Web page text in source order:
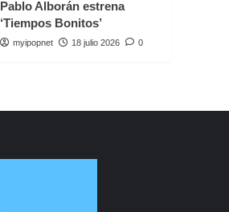
Pablo Alborán estrena
‘Tiempos Bonitos’
myipopnet 18 julio 2026 0